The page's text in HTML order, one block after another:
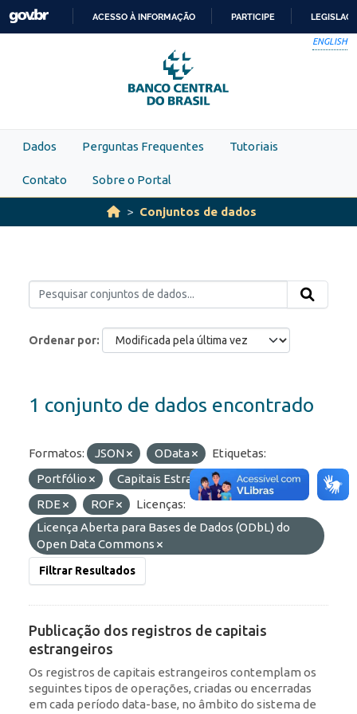
Skip to main content
PARA
O
CONTEÚDO
ACESSO À INFORMAÇÃO PARTICIPE
ENGLISH
Dados Perguntas Frequentes Tutoriais
Contato Sobre o Portal
Conjuntos de dados
Ordenar por
1 conjunto de dados encontrado
Formatos: JSON OData
Etiquetas:
Portfólio
Capitais Estrangeiros
IED
RDE
ROF
Licenças:
Licença Aberta para Bases de Dados (ODbL) do
Open Data Commons
Filtrar Resultados
Publicação dos registros de capitais
estrangeiros
Os registros de capitais estrangeiros contemplam os
seguintes tipos de operações, criadas ou encerradas
em cada período data-base, no âmbito do sistema de